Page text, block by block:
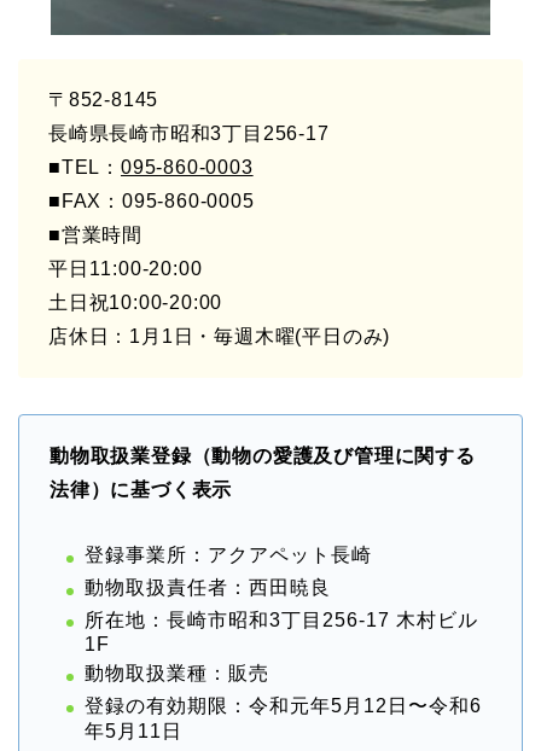
〒852-8145
長崎県長崎市昭和3丁目256-17
■TEL： 095-860-0003
■FAX：095-860-0005
■営業時間
平日11:00-20:00
土日祝10:00-20:00
店休日：1月1日・毎週木曜(平日のみ)
動物取扱業登録（動物の愛護及び管理に関する
法律）に基づく表示
登録事業所：アクアペット長崎
動物取扱責任者：西田暁良
所在地：長崎市昭和3丁目256-17 木村ビル
1F
動物取扱業種：販売
登録の有効期限：令和元年5月12日〜令和6
年5月11日